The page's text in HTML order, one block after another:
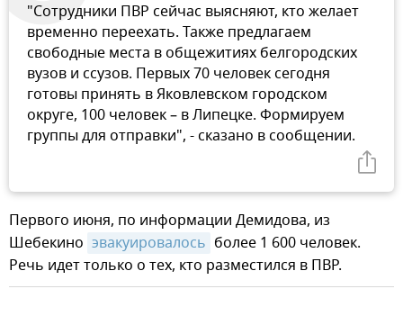
"Сотрудники ПВР сейчас выясняют, кто желает
временно переехать. Также предлагаем
свободные места в общежитиях белгородских
вузов и ссузов. Первых 70 человек сегодня
готовы принять в Яковлевском городском
округе, 100 человек – в Липецке. Формируем
группы для отправки", - сказано в сообщении.
Первого июня, по информации Демидова, из
Шебекино эвакуировалось более 1 600 человек.
Речь идет только о тех, кто разместился в ПВР.